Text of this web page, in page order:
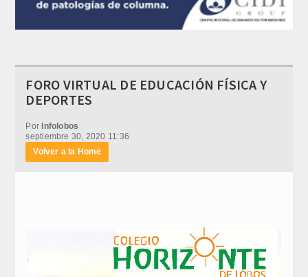
FORO VIRTUAL DE EDUCACIÓN FÍSICA Y
DEPORTES
PorInfolobos
septiembre 30, 2020 11:36
Volver a la Home